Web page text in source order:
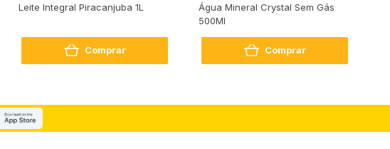
Leite Integral Piracanjuba 1L
Comprar
Água Mineral Crystal Sem Gás
500Ml
Comprar